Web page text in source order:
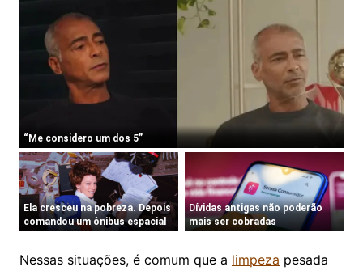
Nessas situações, é comum que a limpeza pesada